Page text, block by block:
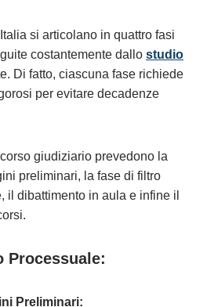
si articolano in quattro fasi
costantemente dallo studio
Di fatto, ciascuna fase richiede
per evitare decadenze
giudiziario prevedono la
preliminari, la fase di filtro
il dibattimento in aula e infine il
Processuale:
Preliminari: